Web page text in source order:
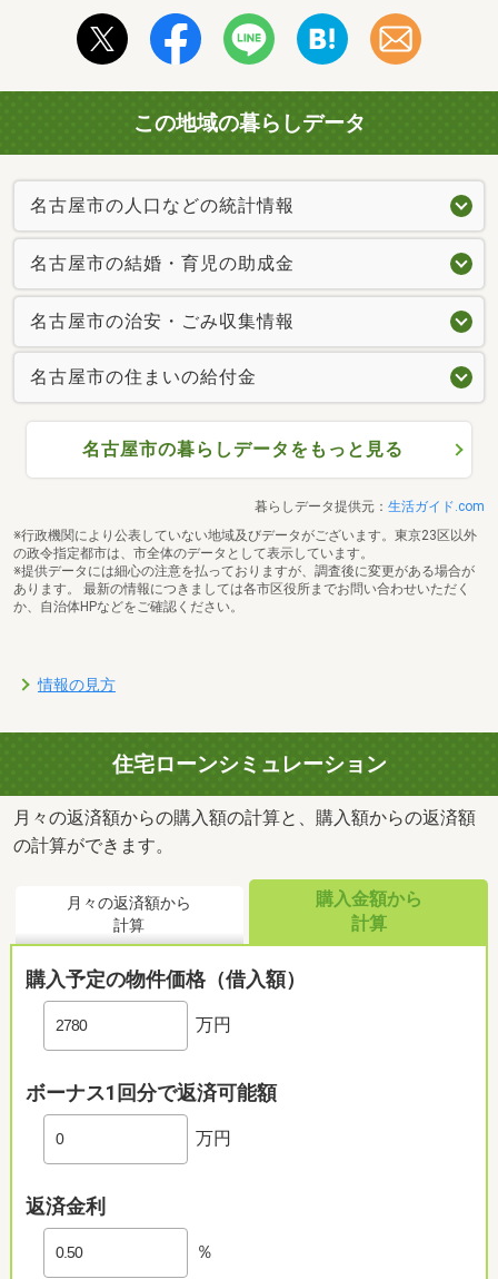
この地域の暮らしデータ
名古屋市の人口などの統計情報
名古屋市の結婚・育児の助成金
名古屋市の治安・ごみ収集情報
名古屋市の住まいの給付金
名古屋市の暮らしデータをもっと見る
暮らしデータ提供元： 生活ガイド.com
※行政機関により公表していない地域及びデータがございます。東京23区以外
の政令指定都市は、市全体のデータとして表示しています。
※提供データには細心の注意を払っておりますが、調査後に変更がある場合が
あります。 最新の情報につきましては各市区役所までお問い合わせいただく
か、自治体HPなどをご確認ください。
情報の見方
住宅ローンシミュレーション
月々の返済額からの購入額の計算と、購入額からの返済額
の計算ができます。
月々の返済額から
計算
購入金額から
計算
購入予定の物件価格（借入額）
万円
ボーナス1回分で返済可能額
万円
返済金利
％